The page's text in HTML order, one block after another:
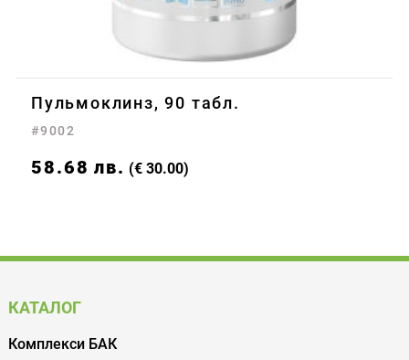
Пульмоклинз, 90 табл.
#9002
58.68 лв. (€ 30.00)
КАТАЛОГ
Комплекси БАК